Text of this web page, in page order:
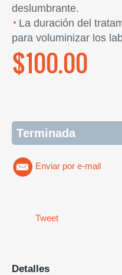
deslumbrante.
La duración del
para voluminizar los
$100.00
Terminada
Enviar por e-mail
Tweet
Detalles